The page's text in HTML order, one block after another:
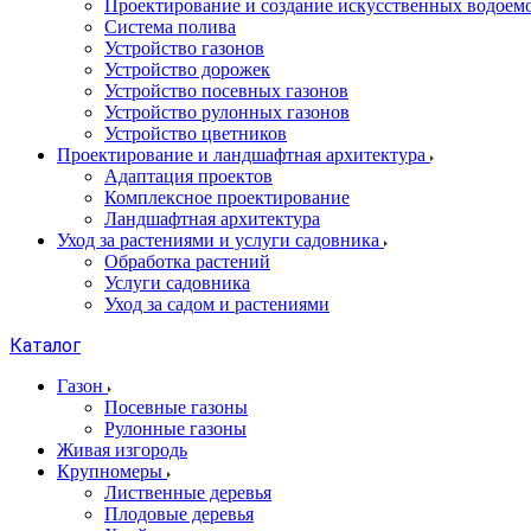
Проектирование и создание искусственных
Система полива
Устройство газонов
Устройство дорожек
Устройство посевных газонов
Устройство рулонных газонов
Устройство цветников
Проектирование и ландшафтная архитектура
Адаптация проектов
Комплексное проектирование
Ландшафтная архитектура
Уход за растениями и услуги садовника
Обработка растений
Услуги садовника
Уход за садом и растениями
Каталог
Газон
Посевные газоны
Рулонные газоны
Живая изгородь
Крупномеры
Лиственные деревья
Плодовые деревья